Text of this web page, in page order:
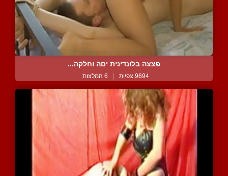
פצצה בלונדינית יםה וחלקה...
9694 צפיות | 6 המלצות